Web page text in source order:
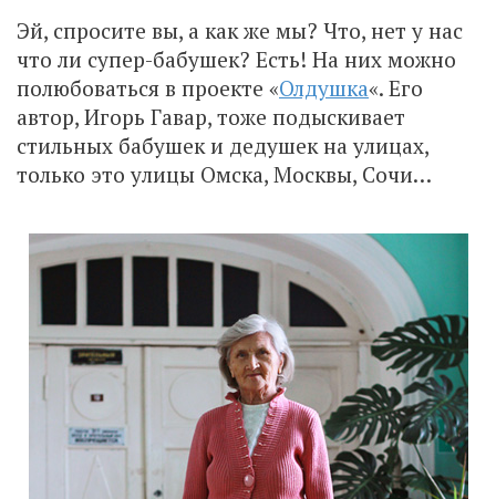
Эй, спросите вы, а как же мы? Что, нет у нас
что ли супер-бабушек? Есть! На них можно
полюбоваться в проекте «Олдушка«. Его
автор, Игорь Гавар, тоже подыскивает
стильных бабушек и дедушек на улицах,
только это улицы Омска, Москвы, Сочи…